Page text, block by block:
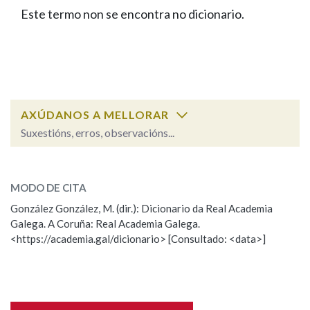
FIGURAS HOMENAXEADAS
PORTAL DAS PALABRAS
Facebook
TwitterYoutubeInstagram
Bluesky
BUSCAR NOS LEMAS
Remata por
BUSCAR NO CONTIDO
Nas definicións
Este termo non se encontra no dicionario.
AXÚDANOS A MELLORAR
Suxestións, erros, observacións...
Observación
Nome
MODO DE CITA
González González, M. (dir.): Dicionario da Real Academia
Galega. A Coruña: Real Academia Galega.
<https://academia.gal/dicionario> [Consultado: <data>]